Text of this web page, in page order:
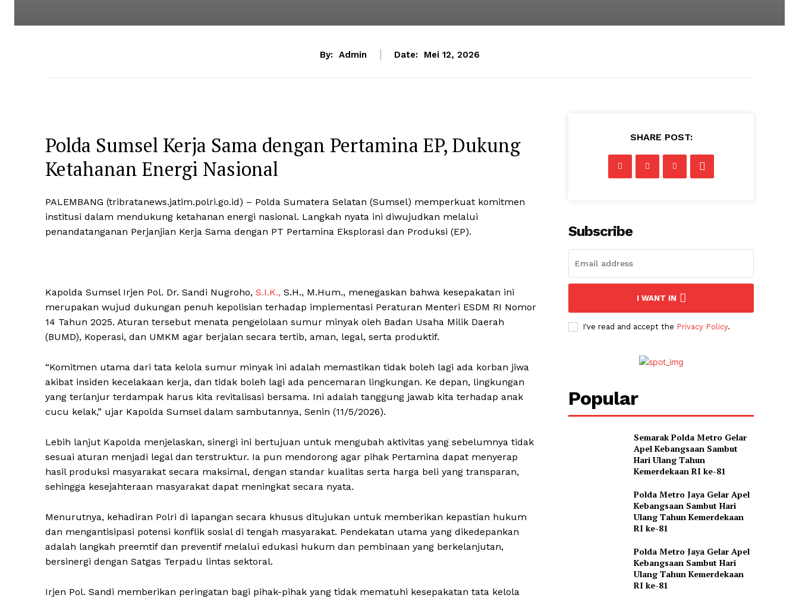
By: Admin Date: Mei 12, 2026
Polda Sumsel Kerja Sama dengan Pertamina EP, Dukung
Ketahanan Energi Nasional
PALEMBANG (tribratanews.jatim.polri.go.id) – Polda Sumatera Selatan (Sumsel) memperkuat komitmen
institusi dalam mendukung ketahanan energi nasional. Langkah nyata ini diwujudkan melalui
penandatanganan Perjanjian Kerja Sama dengan PT Pertamina Eksplorasi dan Produksi (EP).
Kapolda Sumsel Irjen Pol. Dr. Sandi Nugroho, S.I.K., S.H., M.Hum., menegaskan bahwa kesepakatan ini
merupakan wujud dukungan penuh kepolisian terhadap implementasi Peraturan Menteri ESDM RI Nomor
14 Tahun 2025. Aturan tersebut menata pengelolaan sumur minyak oleh Badan Usaha Milik Daerah
(BUMD), Koperasi, dan UMKM agar berjalan secara tertib, aman, legal, serta produktif.
“Komitmen utama dari tata kelola sumur minyak ini adalah memastikan tidak boleh lagi ada korban jiwa
akibat insiden kecelakaan kerja, dan tidak boleh lagi ada pencemaran lingkungan. Ke depan, lingkungan
yang terlanjur terdampak harus kita revitalisasi bersama. Ini adalah tanggung jawab kita terhadap anak
cucu kelak,” ujar Kapolda Sumsel dalam sambutannya, Senin (11/5/2026).
Lebih lanjut Kapolda menjelaskan, sinergi ini bertujuan untuk mengubah aktivitas yang sebelumnya tidak
sesuai aturan menjadi legal dan terstruktur. Ia pun mendorong agar pihak Pertamina dapat menyerap
hasil produksi masyarakat secara maksimal, dengan standar kualitas serta harga beli yang transparan,
sehingga kesejahteraan masyarakat dapat meningkat secara nyata.
Menurutnya, kehadiran Polri di lapangan secara khusus ditujukan untuk memberikan kepastian hukum
dan mengantisipasi potensi konflik sosial di tengah masyarakat. Pendekatan utama yang dikedepankan
adalah langkah preemtif dan preventif melalui edukasi hukum dan pembinaan yang berkelanjutan,
bersinergi dengan Satgas Terpadu lintas sektoral.
Irjen Pol. Sandi memberikan peringatan bagi pihak-pihak yang tidak mematuhi kesepakatan tata kelola
SHARE POST:
Subscribe
I WANT IN
I've read and accept the Privacy Policy.
Popular
Semarak Polda Metro Gelar
Apel Kebangsaan Sambut
Hari Ulang Tahun
Kemerdekaan RI ke-81
Polda Metro Jaya Gelar Apel
Kebangsaan Sambut Hari
Ulang Tahun Kemerdekaan
RI ke-81
Polda Metro Jaya Gelar Apel
Kebangsaan Sambut Hari
Ulang Tahun Kemerdekaan
RI ke-81